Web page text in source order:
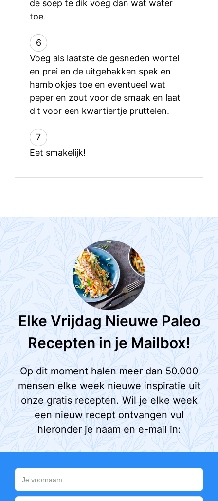
de soep te dik voeg dan wat water
toe.
6
Voeg als laatste de gesneden wortel
en prei en de uitgebakken spek en
hamblokjes toe en eventueel wat
peper en zout voor de smaak en laat
dit voor een kwartiertje pruttelen.
7
Eet smakelijk!
Elke Vrijdag Nieuwe Paleo
Recepten in je Mailbox!
Op dit moment halen meer dan 50.000
mensen elke week nieuwe inspiratie uit
onze gratis recepten. Wil je elke week
een nieuw recept ontvangen vul
hieronder je naam en e-mail in: